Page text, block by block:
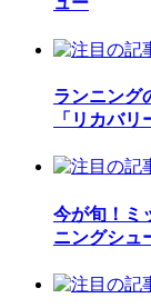
ランニング
「リカバリ
今が旬！ミ
ニングシュ